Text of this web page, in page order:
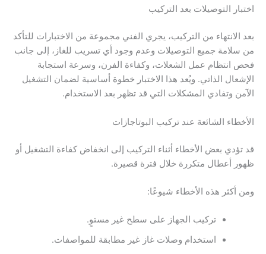
اختبار التوصيلات بعد التركيب
بعد الانتهاء من التركيب، يجري الفني مجموعة من الاختبارات للتأكد
من سلامة جميع التوصيلات وعدم وجود أي تسريب للغاز، إلى جانب
فحص انتظام عمل الشعلات، وكفاءة الفرن، وسرعة استجابة
الإشعال الذاتي. ويُعد هذا الاختبار خطوة أساسية لضمان التشغيل
الآمن وتفادي المشكلات التي قد تظهر بعد الاستخدام.
الأخطاء الشائعة عند تركيب البوتاجازات
قد تؤدي بعض الأخطاء أثناء التركيب إلى انخفاض كفاءة التشغيل أو
ظهور أعطال متكررة خلال فترة قصيرة.
ومن أكثر هذه الأخطاء شيوعًا:
تركيب الجهاز على سطح غير مستوٍ.
استخدام وصلات غاز غير مطابقة للمواصفات.